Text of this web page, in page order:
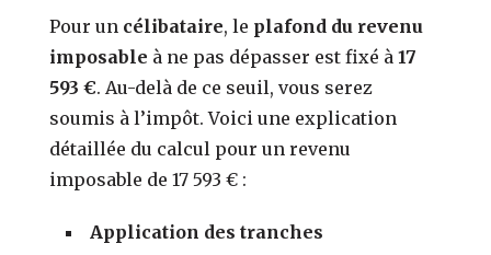
Pour un célibataire, le plafond du revenu
imposable à ne pas dépasser est fixé à17
593 €. Au-delà de ce seuil, vous serez
soumis à l’impôt. Voici une explication
détaillée du calcul pour un revenu
imposable de 17 593 € :
Application des tranches